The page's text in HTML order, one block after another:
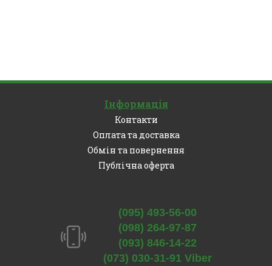
Інформація
Контакти
Оплата та доставка
Обмін та повернення
Публічна оферта
(095) 493-56-00
(098) 264-97-87
(093) 846-14-22
(073) 030-31-91 Viber